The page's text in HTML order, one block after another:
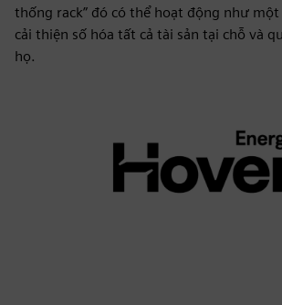
thống rack” đó có thể hoạt động như
cải thiện số hóa tất cả tài sản tại chỗ và
họ.